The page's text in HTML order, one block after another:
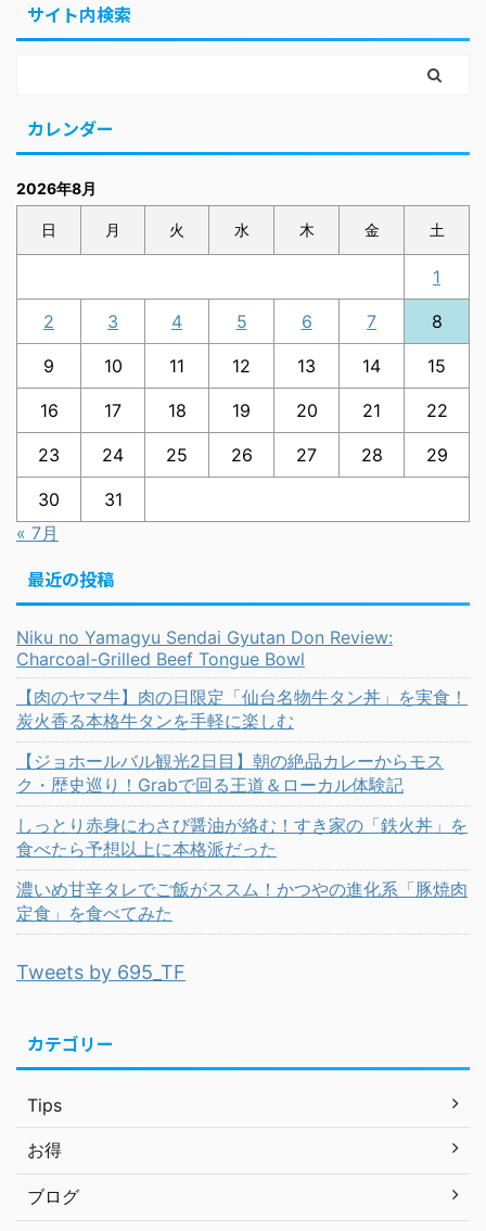
サイト内検索
カレンダー
2026年8月
日 月 火 水 木 金 土
1
2 3 4 5 6 7 8
9 10 11 12 13 14 15
16 17 18 19 20 21 22
23 24 25 26 27 28 29
30
31
« 7月
最近の投稿
Niku no Yamagyu Sendai Gyutan Don Review:
Charcoal-Grilled Beef Tongue Bowl
【肉のヤマ牛】肉の日限定「仙台名物牛タン丼」を実食！
炭火香る本格牛タンを手軽に楽しむ
【ジョホールバル観光2日目】朝の絶品カレーからモス
ク・歴史巡り！Grabで回る王道＆ローカル体験記
しっとり赤身にわさび醤油が絡む！すき家の「鉄火丼」を
食べたら予想以上に本格派だった
濃いめ甘辛タレでご飯がススム！かつやの進化系「豚焼肉
定食」を食べてみた
Tweets by 695_TF
カテゴリー
Tips
お得
ブログ